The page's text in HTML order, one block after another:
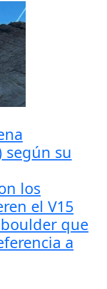
según su
los
el V15
que
a